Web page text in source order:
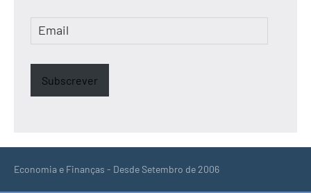
Email
Subscrever
Economia e Finanças - Desde Setembro de 2006